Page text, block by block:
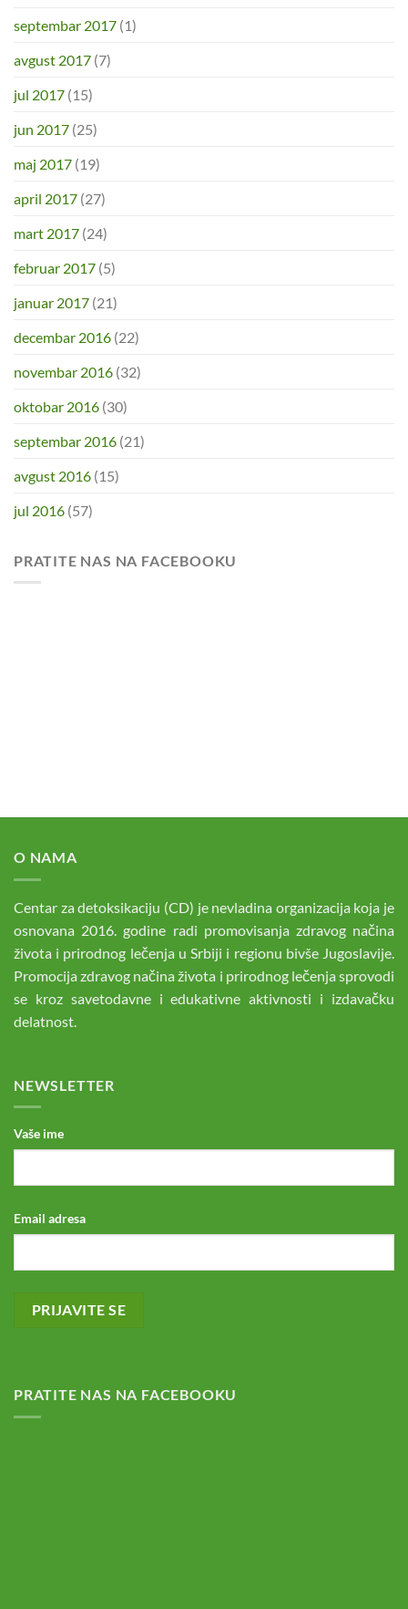
septembar 2017 (1)
avgust 2017 (7)
jul 2017 (15)
jun 2017 (25)
maj 2017 (19)
april 2017 (27)
mart 2017 (24)
februar 2017 (5)
januar 2017 (21)
decembar 2016 (22)
novembar 2016 (32)
oktobar 2016 (30)
septembar 2016 (21)
avgust 2016 (15)
jul 2016 (57)
PRATITE NAS NA FACEBOOKU
O NAMA
Centar za detoksikaciju (CD) je nevladina organizacija koja je
osnovana 2016. godine radi promovisanja zdravog načina
života i prirodnog lečenja u Srbiji i regionu bivše Jugoslavije.
Promocija zdravog načina života i prirodnog lečenja sprovodi
se kroz savetodavne i edukativne aktivnosti i izdavačku
delatnost.
NEWSLETTER
Vaše ime
Email adresa
PRATITE NAS NA FACEBOOKU